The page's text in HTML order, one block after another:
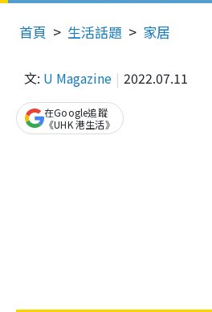
首頁 生活話題 家居
文: U Magazine 2022.07.11
在Google追蹤
《UHK 港生活》